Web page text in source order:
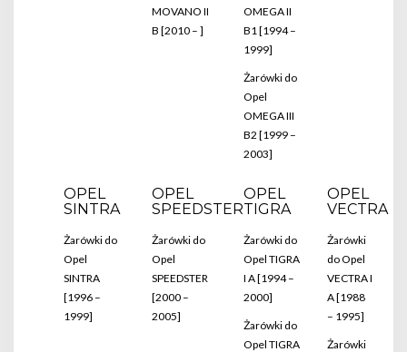
MOVANO II
B [2010 – ]
OMEGA II
B1 [1994 –
1999]
Żarówki do
Opel
OMEGA III
B2 [1999 –
2003]
OPEL
SINTRA
Żarówki do
Opel
SINTRA
[1996 –
1999]
OPEL
SPEEDSTER
Żarówki do
Opel
SPEEDSTER
[2000 –
2005]
OPEL
TIGRA
Żarówki do
Opel TIGRA
I A [1994 –
2000]
Żarówki do
Opel TIGRA
OPEL
VECTRA
Żarówki
do Opel
VECTRA I
A [1988
– 1995]
Żarówki